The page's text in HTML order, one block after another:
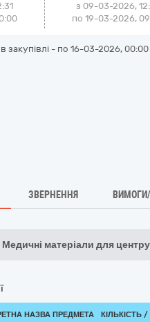
з 09-03-2026,
по 19-03-2026,
закупівлі - по 16-03-2026, 00:00
ЗВЕРНЕННЯ
Медичні матеріали для
НАЗВА ПРЕДМЕТА
КІЛЬКІСТЬ /